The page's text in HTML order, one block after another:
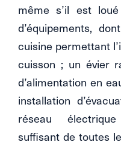
même s’il est
d’équipements,
cuisine permettant
cuisson ; un évier
d’alimentation en
installation
réseau
suffisant de toutes